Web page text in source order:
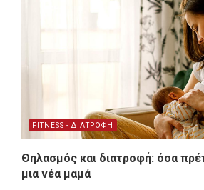
FITNESS - ΔΙΑΤΡΟΦΗ
Θηλασμός και διατροφή: όσα
μια νέα μαμά